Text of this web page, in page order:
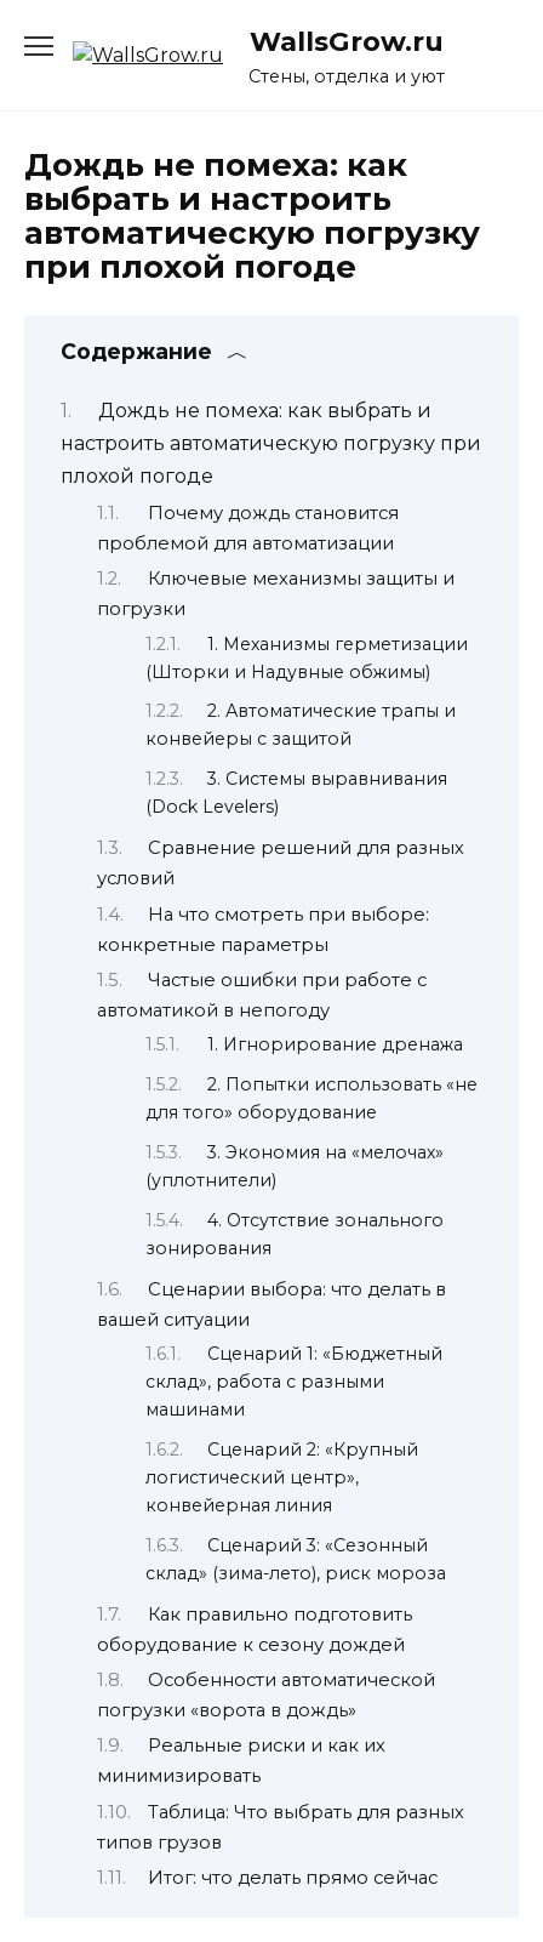
содержанию
WallsGrow.ru
Стены, отделка и уют
Дождь не помеха: как
выбрать и настроить
автоматическую погрузку
при плохой погоде
Содержание
Дождь не помеха: как выбрать и
настроить автоматическую погрузку при
плохой погоде
Почему дождь становится
проблемой для автоматизации
Ключевые механизмы защиты и
погрузки
1. Механизмы герметизации
(Шторки и Надувные обжимы)
2. Автоматические трапы и
конвейеры с защитой
3. Системы выравнивания
(Dock Levelers)
Сравнение решений для разных
условий
На что смотреть при выборе:
конкретные параметры
Частые ошибки при работе с
автоматикой в непогоду
1. Игнорирование дренажа
2. Попытки использовать «не
для того» оборудование
3. Экономия на «мелочах»
(уплотнители)
4. Отсутствие зонального
зонирования
Сценарии выбора: что делать в
вашей ситуации
Сценарий 1: «Бюджетный
склад», работа с разными
машинами
Сценарий 2: «Крупный
логистический центр»,
конвейерная линия
Сценарий 3: «Сезонный
склад» (зима-лето), риск мороза
Как правильно подготовить
оборудование к сезону дождей
Особенности автоматической
погрузки «ворота в дождь»
Реальные риски и как их
минимизировать
Таблица: Что выбрать для разных
типов грузов
Итог: что делать прямо сейчас